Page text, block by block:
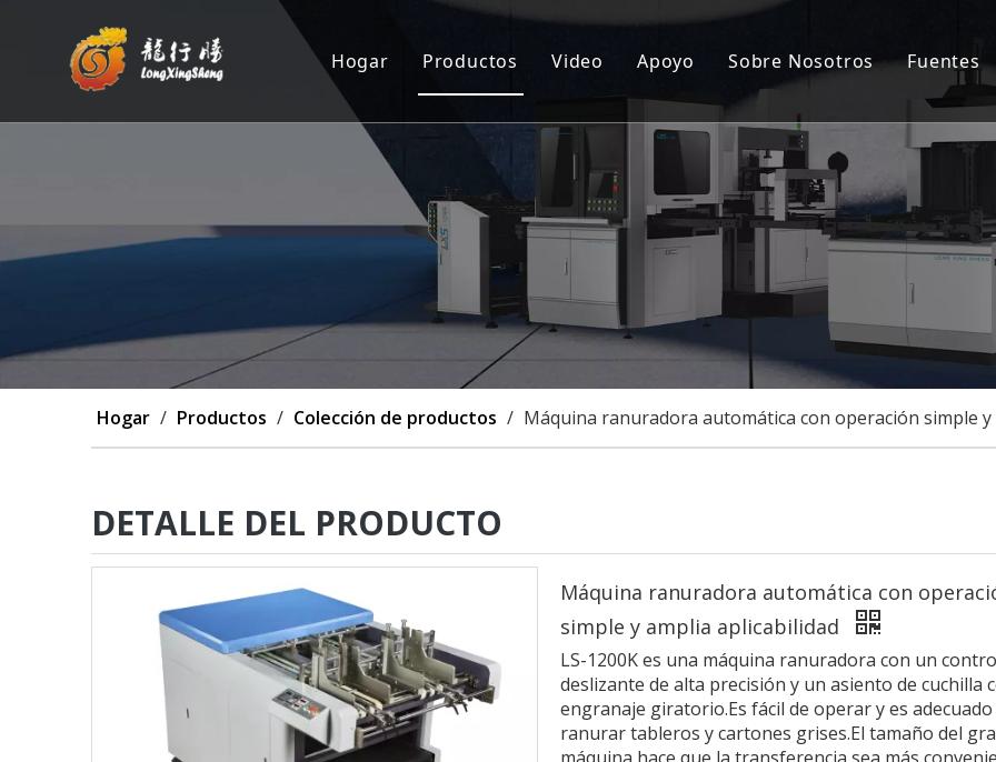
Hogar
Productos
Máquina automática para fabricar cajas rígidas
Posicionamiento de tapa dura y caja rígida
Máquina semiautomática para fabricar cajas rígidas
Personalización
Video
Apoyo
Servicio postventa
Preguntas más frecuentes
Caso
Sobre Nosotros
Fuentes
Hogar / Productos / Colección de productos / Máquina ranuradora automática con operación simple
DETALLE DEL PRODUCTO
Máquina ranuradora automática con
simple y amplia aplicabilidad
LS-1200K es una máquina ranuradora con un
deslizante de alta precisión y un asiento de cuchilla
engranaje giratorio.Es fácil de operar y es
ranurar tableros y cartones grises.El tamaño del